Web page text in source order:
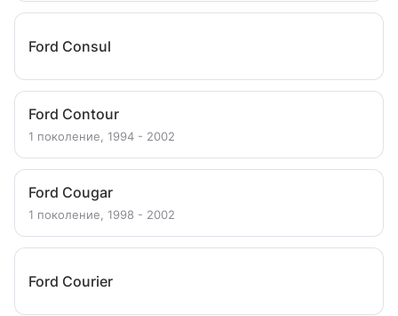
Ford Consul
Ford Contour
1 поколение, 1994 - 2002
Ford Cougar
1 поколение, 1998 - 2002
Ford Courier